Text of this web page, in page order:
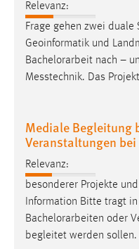
Relevanz:
Frage gehen zwei
Geoinformatik und
Bachelorarbeit nach –
Messtechnik. Das
Mediale Begleitung
Veranstaltungen bei
Relevanz:
besonderer Projekte
Information Bitte tragt
Bachelorarbeiten oder
begleitet werden
Cookie Laufzeit:
24 Stunden
Statistik Cookies
Diese Informationen
Matomo
Name:
_pk_ref, _pk_cvar,